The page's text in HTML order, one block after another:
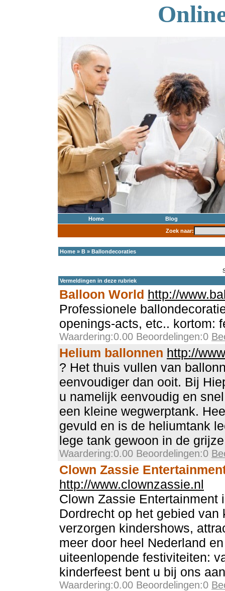
Home
Blog
Zoek naar:
Home » B » Ballondecoraties
Vermeldingen in deze rubriek
Balloon World http://
Professionele
openings-acts, etc.. kortom:
Waardering:0.00 Beoordelingen:0
Helium ballonnen http://
? Het thuis vullen van
eenvoudiger dan ooit. Bij
u namelijk eenvoudig en
een kleine wegwerptank.
gevuld en is de heliumtank
lege tank gewoon in de
Waardering:0.00 Beoordelingen:0
Clown Zassie
http://www.clownzassie.nl
Clown Zassie Entertainment
Dordrecht op het gebied van
verzorgen kindershows,
meer door heel Nederland
uiteenlopende festiviteiten:
kinderfeest bent u bij ons
Waardering:0.00 Beoordelingen:0